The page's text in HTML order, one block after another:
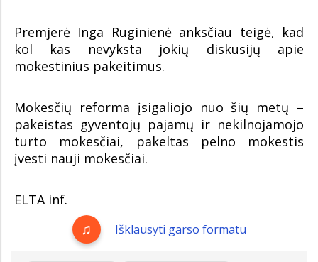
Premjerė Inga Ruginienė anksčiau teigė, kad
kol kas nevyksta jokių diskusijų apie
mokestinius pakeitimus.
Mokesčių reforma įsigaliojo nuo šių metų –
pakeistas gyventojų pajamų ir nekilnojamojo
turto mokesčiai, pakeltas pelno mokestis
įvesti nauji mokesčiai.
ELTA inf.
Išklausyti garso formatu